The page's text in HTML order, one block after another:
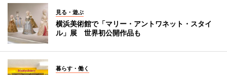
見る・遊ぶ
横浜美術館で「マリー・アントワネット・スタイ
ル」展 世界初公開作品も
暮らす・働く